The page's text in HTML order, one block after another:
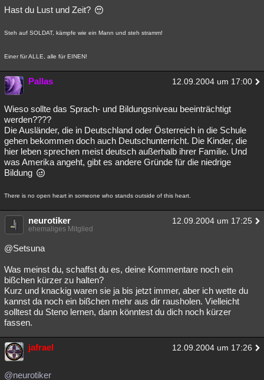
Astronomie Helpdesk
Lesenswert
Hast du Lust und Zeit?
Steh auf SOLDAT, kämpfe wie ein Mann und steh stramm!
Einer für ALLE, alle für EINEN!
Pallas 12.09.2004 um 17:00
Wieso sollte das Sprach- und Bildungsniveau beeinträchtigt
werden????
Die Ausländer, die in Deutschland oder Österreich in die Schule
gehen bekommen doch auch Deutschunterricht. Die Kinder, die
hier leben sprechen meist deutsch außerhalb ihrer Familie. Und
was Amerika angeht, gibt es andere Gründe für die niedrige
Bildung
There is no open heart in someone who stands outside of this heart.
neurotiker 12.09.2004 um 17:25
ehemaliges Mitglied
@Setsuna
Was meinst du, schaffst du es, deine Kommentare noch ein
bißchen kürzer zu halten?
Kurz und knackig waren sie ja bis jetzt immer, aber ich wette du
kannst da noch ein bißchen mehr aus dir rausholen. Vielleicht
solltest du Steno lernen, dann könntest du dich noch kürzer
fassen.
jafrael 12.09.2004 um 17:26
@neurotiker